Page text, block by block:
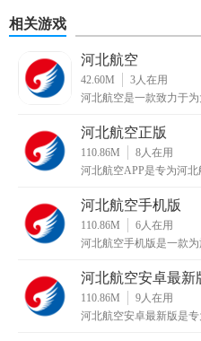
【河北航空优势】
1. 界面简洁明了，操作便捷。
2. 功能全面，满足旅客各种
3. 与航空公司官方同步，信息
4. 提供多种支付方式，保障
5. 定期更新，增加新功能，提
【河北航空点评】
河北航空APP是一款功能全
论是查询航班信息、购票还
相关游戏
河北航空
42.60M 3人在用
河北航空是一款致力于
河北航空正版
110.86M 8人在用
河北航空APP是专为河
河北航空手机版
110.86M 6人在用
河北航空手机版是一款
河北航空安卓最新
110.86M 9人在用
河北航空安卓最新版是